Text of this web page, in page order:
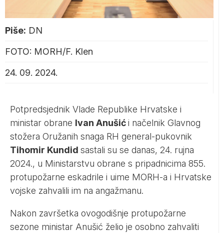
Piše: DN
FOTO: MORH/F. Klen
24. 09. 2024.
Potpredsjednik Vlade Republike Hrvatske i
ministar obrane Ivan Anušići načelnik Glavnog
stožera Oružanih snaga RH general-pukovnik
Tihomir Kundid sastali su se danas, 24. rujna
2024., u Ministarstvu obrane s pripadnicima 855.
protupožarne eskadrile i uime MORH-a i Hrvatske
vojske zahvalili im na angažmanu.
Nakon završetka ovogodišnje protupožarne
sezone ministar Anušić želio je osobno zahvaliti